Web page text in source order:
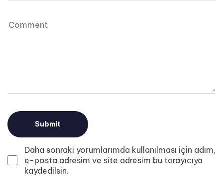
Daha sonraki yorumlarımda kullanılması için adım,
e-posta adresim ve site adresim bu tarayıcıya
kaydedilsin.